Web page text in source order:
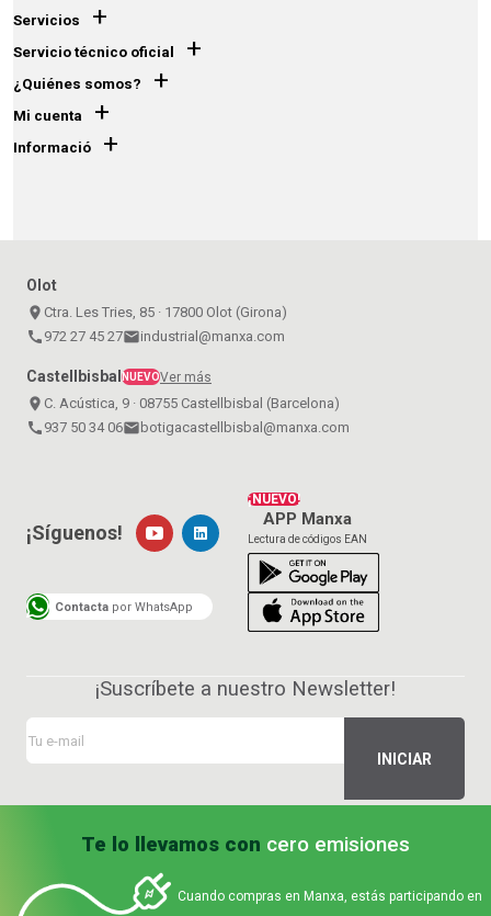
Servicios +
Servicio técnico oficial +
¿Quiénes somos? +
Mi cuenta +
Informació +
Olot
place Ctra. Les Tries, 85 · 17800 Olot (Girona)
call 972 27 45 27emailindustrial@manxa.com
Castellbisbal NUEVOVer más
place C. Acústica, 9 · 08755 Castellbisbal (Barcelona)
call 937 50 34 06email botigacastellbisbal@manxa.com
¡NUEVO!
APP Manxa
Lectura de códigos EAN
¡Síguenos!
Contacta por WhatsApp
¡Suscríbete a nuestro Newsletter!
Te lo llevamos con cero emisiones
Cuando compras en Manxa, estás participando en